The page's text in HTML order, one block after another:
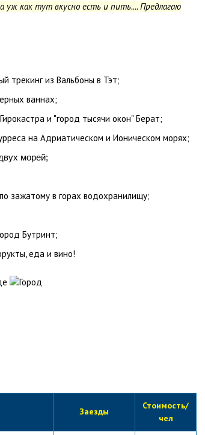
уж как тут вкусно есть и пить.... Предлагаю
трекинг из Вальбоны в Тэт;
ваннах;
и "город тысячи окон" Берат;
на Адриатическом и Ионическом морях;
морей;
зажатому в горах водохранилищу;
Бутринт;
еда и вино!
Заезды
Стоимость/
чел